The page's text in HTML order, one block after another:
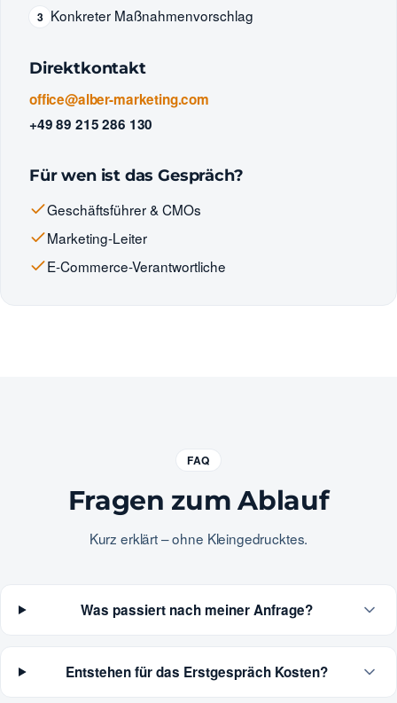
3 Konkreter Maßnahmenvorschlag
Direktkontakt
office@alber-marketing.com
+49 89 215 286 130
Für wen ist das Gespräch?
Geschäftsführer & CMOs
Marketing-Leiter
E-Commerce-Verantwortliche
FAQ
Fragen zum Ablauf
Kurz erklärt – ohne Kleingedrucktes.
Was passiert nach meiner Anfrage?
Entstehen für das Erstgespräch Kosten?